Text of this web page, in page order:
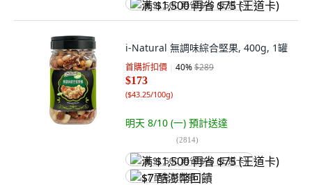
满 $1,500 再省 $75 (王道卡)
i-Natural 無調味綜合堅果, 400g, 1罐
首購折扣價 40%$289
$173
($43.25/100g)
明天 8/10 (一) 預計送達
(2814)
满 $1,500 再省 $75 (王道卡)
$7 酷澎幣回饋